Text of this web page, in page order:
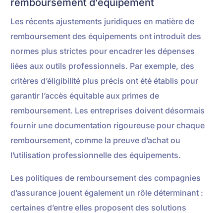
Les récents ajustements juridiques en matière de
remboursement des équipements ont introduit des
normes plus strictes pour encadrer les dépenses
liées aux outils professionnels. Par exemple, des
critères d’éligibilité plus précis ont été établis pour
garantir l’accès équitable aux primes de
remboursement. Les entreprises doivent désormais
fournir une documentation rigoureuse pour chaque
remboursement, comme la preuve d’achat ou
l’utilisation professionnelle des équipements.
Les politiques de remboursement des compagnies
d’assurance jouent également un rôle déterminant :
certaines d’entre elles proposent des solutions